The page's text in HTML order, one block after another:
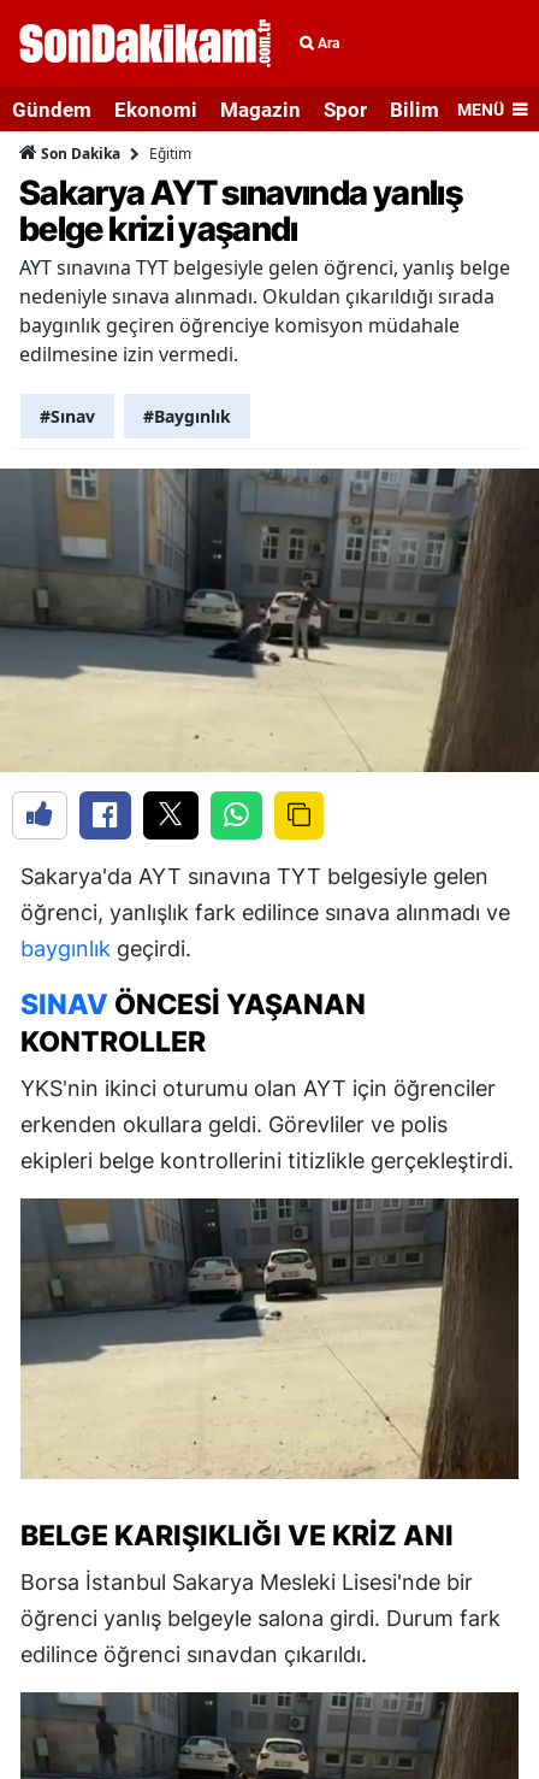
Ara
Gündem Ekonomi Magazin Spor Bilim veMENÜ
Son Dakika Eğitim
Sakarya AYT sınavında yanlış
belge krizi yaşandı
AYT sınavına TYT belgesiyle gelen öğrenci, yanlış belge
nedeniyle sınava alınmadı. Okuldan çıkarıldığı sırada
baygınlık geçiren öğrenciye komisyon müdahale
edilmesine izin vermedi.
#Sınav #Baygınlık
Sakarya'da AYT sınavına TYT belgesiyle gelen
öğrenci, yanlışlık fark edilince sınava alınmadı ve
baygınlık geçirdi.
SINAV ÖNCESI YAŞANAN
KONTROLLER
YKS'nin ikinci oturumu olan AYT için öğrenciler
erkenden okullara geldi. Görevliler ve polis
ekipleri belge kontrollerini titizlikle gerçekleştirdi.
BELGE KARIŞIKLIĞI VE KRIZ ANI
Borsa İstanbul Sakarya Mesleki Lisesi'nde bir
öğrenci yanlış belgeyle salona girdi. Durum fark
edilince öğrenci sınavdan çıkarıldı.